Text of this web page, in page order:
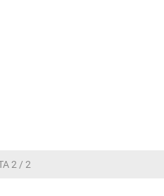
2 / 2